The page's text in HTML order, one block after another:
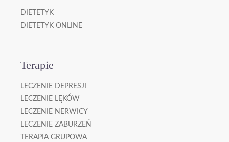
DIETETYK
DIETETYK ONLINE
Terapie
LECZENIE DEPRESJI
LECZENIE LĘKÓW
LECZENIE NERWICY
LECZENIE ZABURZEŃ
TERAPIA GRUPOWA